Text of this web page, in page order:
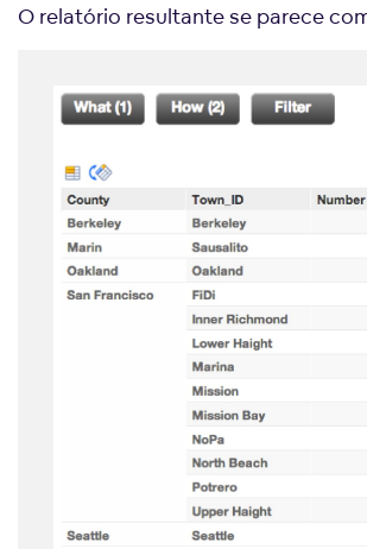
O relatório resultante se parece